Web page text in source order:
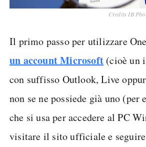
Credits IB
Il primo passo per utilizzare
un account Microsoft (cioè un
con suffisso Outlook, Live
non se ne possiede già uno (per
che si usa per accedere al PC
visitare il sito ufficiale e